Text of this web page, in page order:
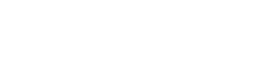
Vzdálenost cca 1.5 hod rychlolodí od Ko Samui.